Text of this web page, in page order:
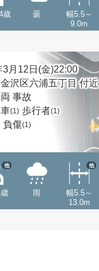
歳 曇
幅5.5～
9.0m
3月12日(金)22:00
沢区六浦五丁目 付近
事故
(1) 歩行者(1)
負傷(1)
他
雨
幅5.5～
13.0m
他